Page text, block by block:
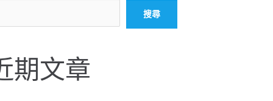
搜尋
期文章